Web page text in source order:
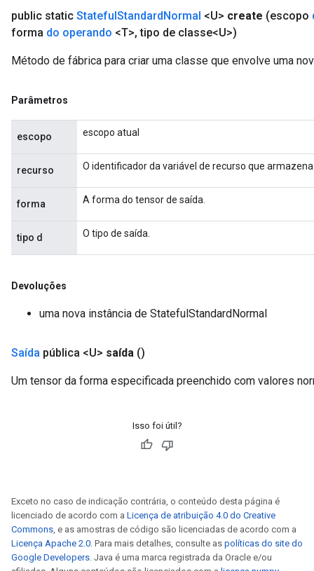
public static StatefulStandardNormal <U> create (escopo
forma do operando <T>, tipo de classe<U>)
Método de fábrica para criar uma classe que envolve uma
Parâmetros
escopo escopo atual
recurso O identificador da variável de recurso que armazena
forma A forma do tensor de saída.
tipo d O tipo de saída.
Devoluções
uma nova instância de StatefulStandardNormal
Saída pública <U> saída ()
Um tensor da forma especificada preenchido com valores
Isso foi útil?
Exceto no caso de indicação contrária, o conteúdo desta página é
licenciado de acordo com a Licença de atribuição 4.0 do Creative
Commons, e as amostras de código são licenciadas de acordo com a
Licença Apache 2.0. Para mais detalhes, consulte as políticas do site do
Google Developers. Java é uma marca registrada da Oracle e/ou